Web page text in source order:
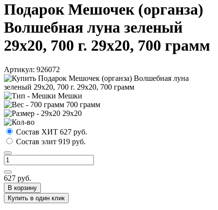
Подарок Мешочек (органза)
Волшебная луна зеленый
29х20, 700 г. 29х20, 700 грамм
Артикул: 926072
Мешки
700 грамм
29х20
Состав ХИТ 627 руб.
Состав элит 919 руб.
627 руб.
В корзину
Купить в один клик